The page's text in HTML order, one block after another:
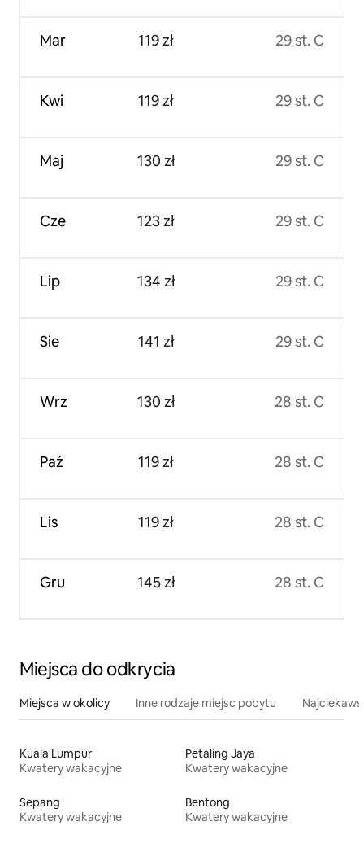
Mar
Kwi
Maj
Cze
Lip
Sie
Wrz
Paź
Lis
Gru
119 zł
119 zł
130 zł
123 zł
134 zł
141 zł
130 zł
119 zł
119 zł
145 zł
29 st. C
29 st. C
29 st. C
29 st. C
29 st. C
29 st. C
28 st. C
28 st. C
28 st. C
28 st. C
Miejsca do odkrycia
Miejsca w okolicy Inne rodzaje miejsc pobytu
Kuala Lumpur
Kwatery wakacyjne
Petaling Jaya
Kwatery wakacyjne
Sepang
Kwatery wakacyjne
Bentong
Kwatery wakacyjne